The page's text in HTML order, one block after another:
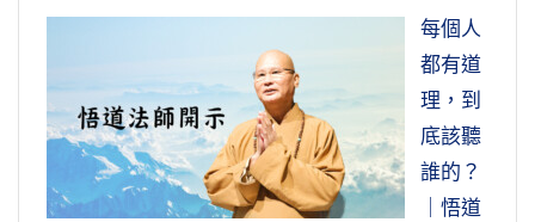
每個人
都有道
理，到
底該聽
誰的？
｜悟道